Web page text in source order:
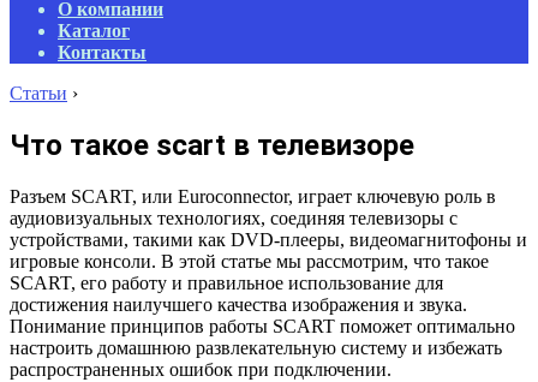
Navigation
Menu
О компании
Каталог
Контакты
Статьи ›
Что такое scart в телевизоре
Разъем SCART, или Euroconnector, играет ключевую роль в
аудиовизуальных технологиях, соединяя телевизоры с
устройствами, такими как DVD-плееры, видеомагнитофоны и
игровые консоли. В этой статье мы рассмотрим, что такое
SCART, его работу и правильное использование для
достижения наилучшего качества изображения и звука.
Понимание принципов работы SCART поможет оптимально
настроить домашнюю развлекательную систему и избежать
распространенных ошибок при подключении.